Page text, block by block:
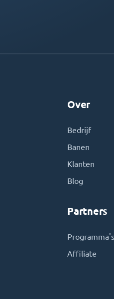
Over
Bedrijf
Banen
Klanten
Blog
Partners
Programma's
Affiliate